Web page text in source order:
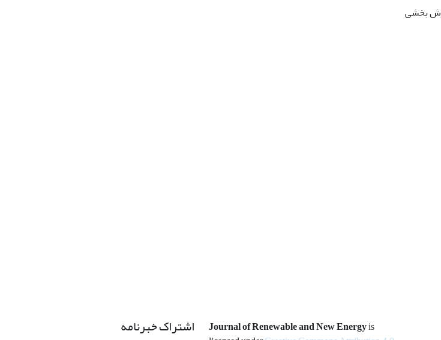
بخشی
Journal of Renewable and New Energyis
اشتراک خبرنامه